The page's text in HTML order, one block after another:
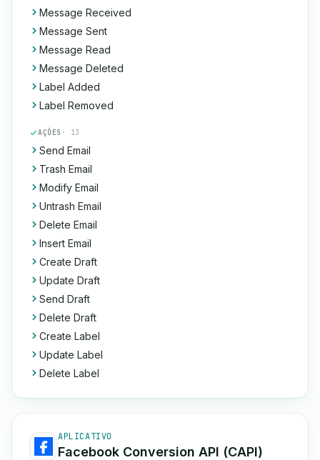
Message Received
Message Sent
Message Read
Message Deleted
Label Added
Label Removed
AÇÕES · 13
Send Email
Trash Email
Modify Email
Untrash Email
Delete Email
Insert Email
Create Draft
Update Draft
Send Draft
Delete Draft
Create Label
Update Label
Delete Label
APLICATIVO
Facebook Conversion API (CAPI)